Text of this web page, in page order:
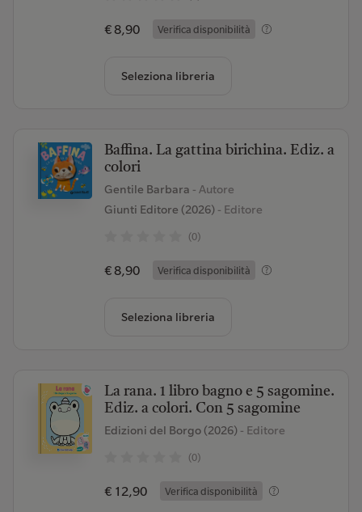
€ 8,90 Verifica disponibilità
Seleziona libreria
Baffina. La gattina birichina. Ediz. a
colori
Gentile Barbara - Autore
Giunti Editore (2026)- Editore
(0)
€ 8,90 Verifica disponibilità
Seleziona libreria
La rana. 1 libro bagno e 5 sagomine.
Ediz. a colori. Con 5 sagomine
Edizioni del Borgo (2026)- Editore
(0)
€ 12,90 Verifica disponibilità